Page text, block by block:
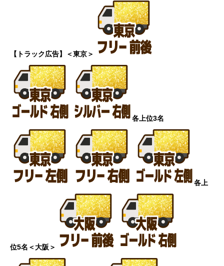
【トラック広告】 ＜東京＞
各上位3名
各上
位5名 ＜大阪＞